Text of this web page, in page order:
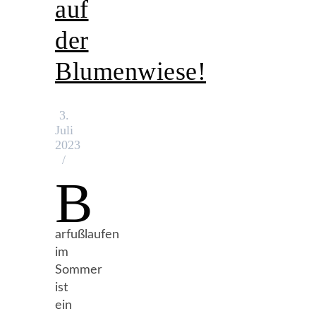
auf
der
Blumenwiese!
3.
Juli
2023
/
B
arfußlaufen
im
Sommer
ist
ein